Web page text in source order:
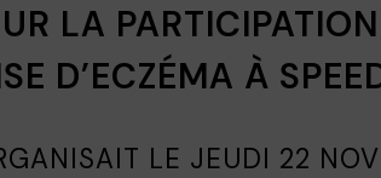
LA
D’ECZÉMA À
LE JEUDI 22